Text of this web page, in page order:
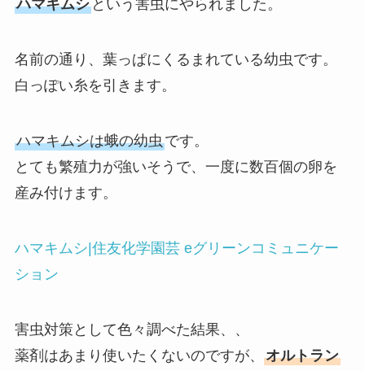
ハマキムシという害虫にやられました。
名前の通り、葉っぱにくるまれている幼虫です。
白っぽい糸を引きます。
ハマキムシは蛾の幼虫です。
とても繁殖力が強いそうで、一度に数百個の卵を
産み付けます。
ハマキムシ|住友化学園芸 eグリーンコミュニケー
ション
害虫対策として色々調べた結果、、
薬剤はあまり使いたくないのですが、 オルトラン